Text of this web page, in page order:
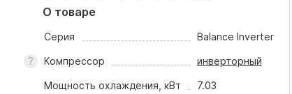
О товаре
Серия Balance Inverter
Компрессор инверторный
Мощность охлаждения, кВт 7.03